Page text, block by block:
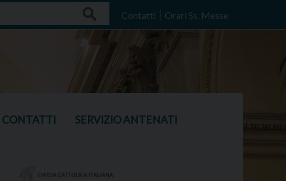
Contatti Orari Ss. Messe
CONTATTI SERVIZIO ANTENATI